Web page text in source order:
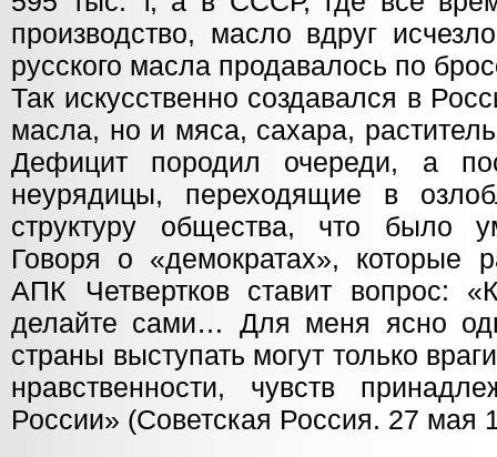
производство, масло вдруг
русского масла продавалось по
Так искусственно создавался в
масла, но и мяса, сахара,
Дефицит породил очереди, а
неурядицы, переходящие в
структуру общества, что было
Говоря о «демократах», которые
АПК Четвертков ставит вопрос:
делайте сами… Для меня ясно
страны выступать могут только
нравственности, чувств
России» (Cоветская Россия. 27 мая